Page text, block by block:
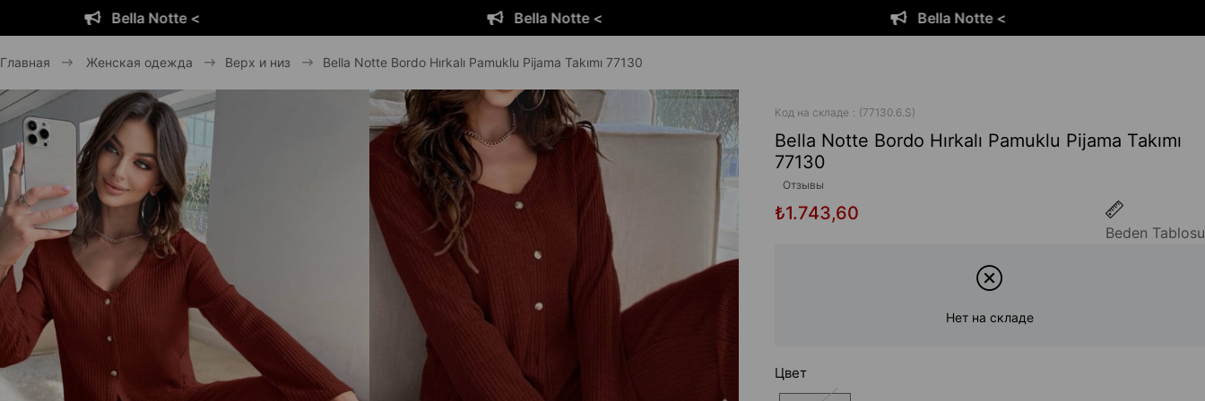
Главная Женская одежда Верх и низ Bella Notte Bordo Hırkalı Pamuklu Pijama Takımı 77130
Код на складе (77130.6.S)
Bella Notte Bordo Hırkalı Pamuklu Pijama Takımı
77130
Отзывы
₺1.743,60
Beden Tablosu
Нет на складе
Цвет